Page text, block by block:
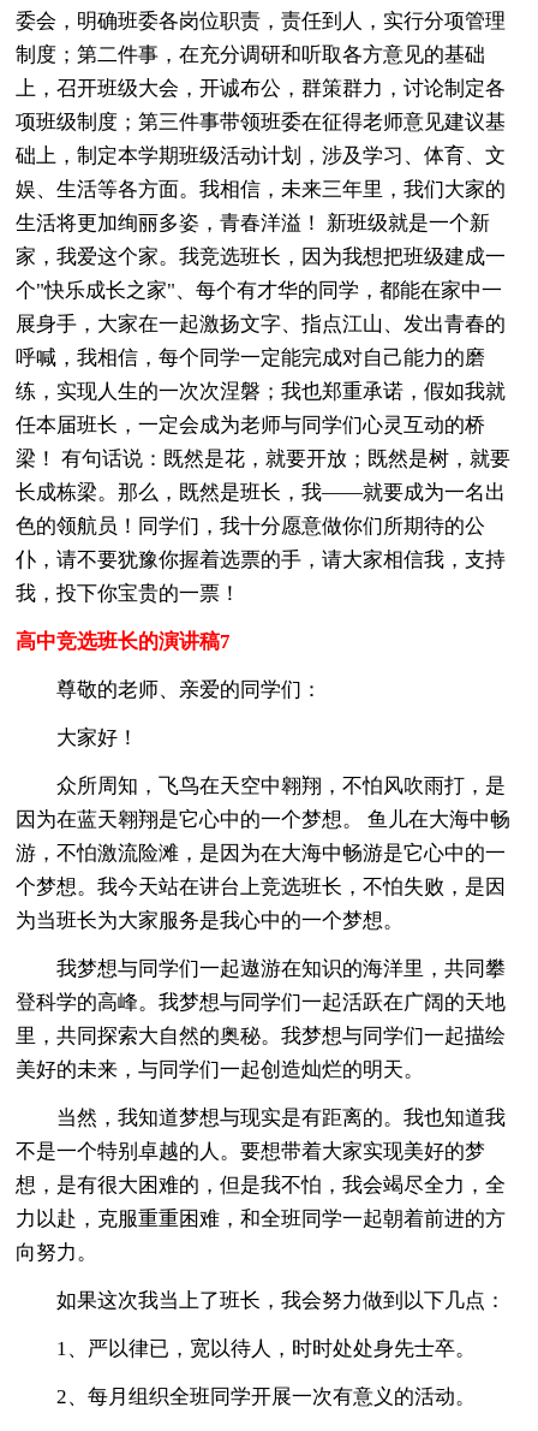
委会，明确班委各岗位职责，责任到人，实行分项管理
制度；第二件事，在充分调研和听取各方意见的基础
上，召开班级大会，开诚布公，群策群力，讨论制定各
项班级制度；第三件事带领班委在征得老师意见建议基
础上，制定本学期班级活动计划，涉及学习、体育、文
娱、生活等各方面。我相信，未来三年里，我们大家的
生活将更加绚丽多姿，青春洋溢！ 新班级就是一个新
家，我爱这个家。我竞选班长，因为我想把班级建成一
个"快乐成长之家"、每个有才华的同学，都能在家中一
展身手，大家在一起激扬文字、指点江山、发出青春的
呼喊，我相信，每个同学一定能完成对自己能力的磨
练，实现人生的一次次涅磐；我也郑重承诺，假如我就
任本届班长，一定会成为老师与同学们心灵互动的桥
梁！ 有句话说：既然是花，就要开放；既然是树，就要
长成栋梁。那么，既然是班长，我——就要成为一名出
色的领航员！同学们，我十分愿意做你们所期待的公
仆，请不要犹豫你握着选票的手，请大家相信我，支持
我，投下你宝贵的一票！
高中竞选班长的演讲稿7
尊敬的老师、亲爱的同学们：
大家好！
众所周知，飞鸟在天空中翱翔，不怕风吹雨打，是
因为在蓝天翱翔是它心中的一个梦想。 鱼儿在大海中畅
游，不怕激流险滩，是因为在大海中畅游是它心中的一
个梦想。我今天站在讲台上竞选班长，不怕失败，是因
为当班长为大家服务是我心中的一个梦想。
我梦想与同学们一起遨游在知识的海洋里，共同攀
登科学的高峰。我梦想与同学们一起活跃在广阔的天地
里，共同探索大自然的奥秘。我梦想与同学们一起描绘
美好的未来，与同学们一起创造灿烂的明天。
当然，我知道梦想与现实是有距离的。我也知道我
不是一个特别卓越的人。要想带着大家实现美好的梦
想，是有很大困难的，但是我不怕，我会竭尽全力，全
力以赴，克服重重困难，和全班同学一起朝着前进的方
向努力。
如果这次我当上了班长，我会努力做到以下几点：
1、严以律已，宽以待人，时时处处身先士卒。
2、每月组织全班同学开展一次有意义的活动。